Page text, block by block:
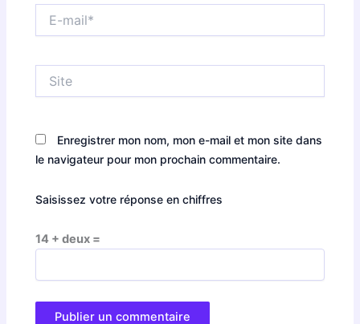
mail*
Enregistrer mon nom, mon e-mail et mon site dans
le navigateur pour mon prochain commentaire.
Saisissez votre réponse en chiffres
14 + deux =